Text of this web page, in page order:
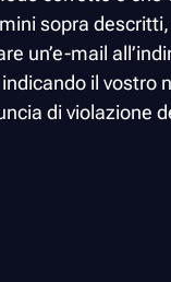
sopra
un’e-mail
indicando il vostro
di violazione